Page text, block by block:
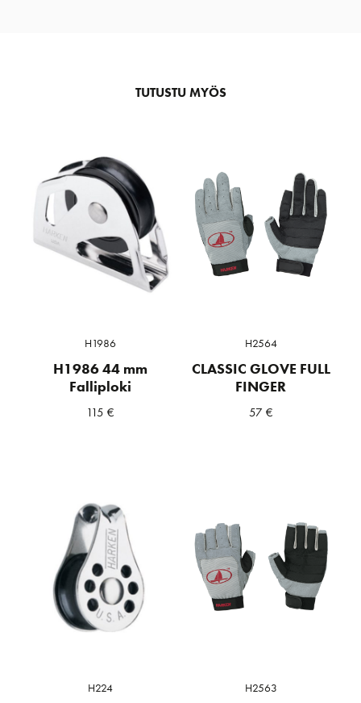
TUTUSTU MYÖS
H1986
H1986 44 mm
Falliploki
115 €
H2564
CLASSIC GLOVE FULL
FINGER
57 €
H224 H2563